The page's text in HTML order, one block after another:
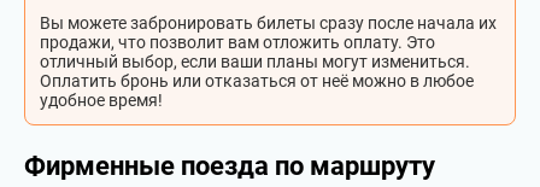
Вы можете забронировать билеты сразу после начала их
продажи, что позволит вам отложить оплату. Это
отличный выбор, если ваши планы могут измениться.
Оплатить бронь или отказаться от неё можно в любое
удобное время!
Фирменные поезда по маршруту